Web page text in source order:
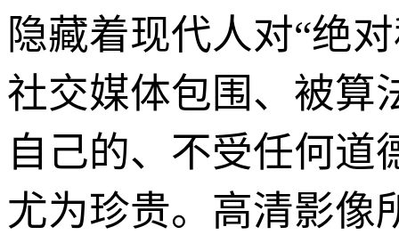
隐藏着现代人对“绝
社交媒体包围、被算
自己的、不受任何道
尤为珍贵。高清影像